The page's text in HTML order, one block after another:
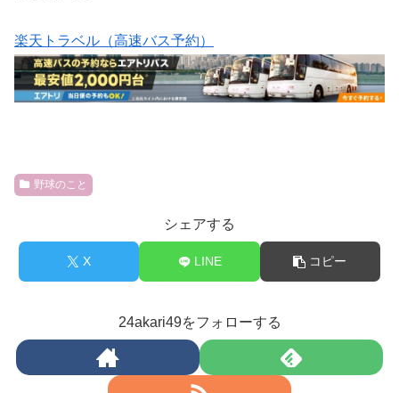
楽天トラベル（高速バス予約）
野球のこと
シェアする
X LINE コピー
24akari49をフォローする